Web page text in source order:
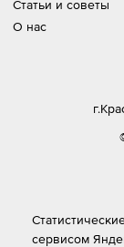
Статьи и советы
О нас
сервисом